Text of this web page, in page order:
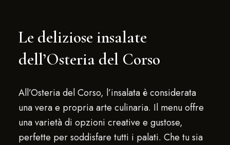
Le deliziose insalate
dell’Osteria del Corso
All’Osteria del Corso, l’insalata è considerata
una vera e propria arte culinaria. Il menu offre
una varietà di opzioni creative e gustose,
perfette per soddisfare tutti i palati. Che tu sia